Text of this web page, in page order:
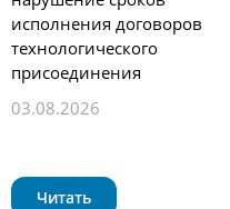
исполнения договоров
технологического
присоединения
03.08.2026
Читать